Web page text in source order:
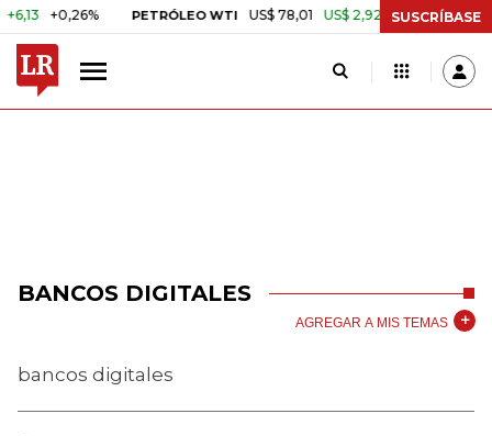
+0,26% PETRÓLEO WTI US$ 78,01 US$ 2,92 +3,89% CAFÉ
SUSCRÍBASE
BANCOS DIGITALES
AGREGAR A MIS TEMAS
bancos digitales